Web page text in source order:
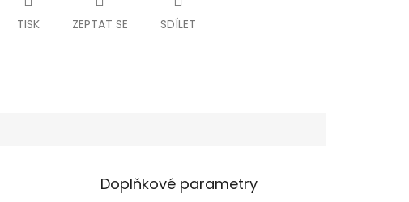
TISK ZEPTAT SE SDÍLET
Doplňkové parametry